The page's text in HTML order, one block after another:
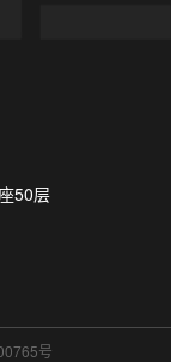
50层
号